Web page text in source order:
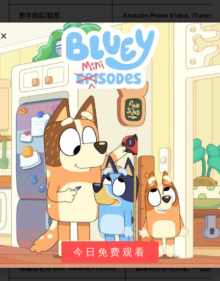
数字购买/租赁 Amazon Prime Video, iTunes,
中国电视播出 中国中央电视台少儿频道等
中国流媒体平台 爱奇艺、腾讯视频、优酷、哔哩哔
总结
：对于希望观看原版经典系列的观众，可以尝试在
Amazon等平台购买数字版，或在国内视频网站搜索。对
于想看新版动画的观众，可以订阅 Netflix
奇艺、腾讯视频等平台通常能方便地观看到中文配音版。
角色与故事
核心角色介绍：
故事的核心是弗瑞丝老师和她的八年级学生们，每个角色
都个性鲜明，共同组成了这个充满活力的探索小队。
角色名（英文/中文常见译名） 身份与特点
弗瑞丝老师 (Ms. Valerie Frizzle) 故事的核心与灵魂，一位热
今日免费观看